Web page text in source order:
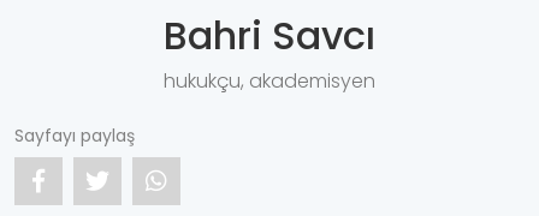
Bahri Savcı
hukukçu, akademisyen
Sayfayı paylaş